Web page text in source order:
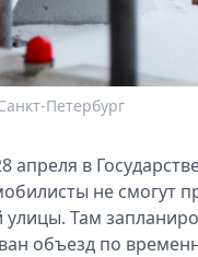
Петербург
апреля в
не смогут
улицы. Там
объезд по